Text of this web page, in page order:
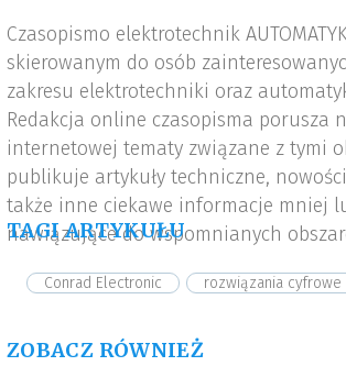
Czasopismo elektrotechnik
skierowanym do osób
zakresu elektrotechniki oraz
Redakcja online czasopisma porusza
internetowej tematy związane z tymi
publikuje artykuły techniczne,
także inne ciekawe informacje mniej
nawiązujące do wspomnianych
TAGI ARTYKUŁU
Conrad Electronic rozwiązania cyfrowe
ZOBACZ RÓWNIEŻ